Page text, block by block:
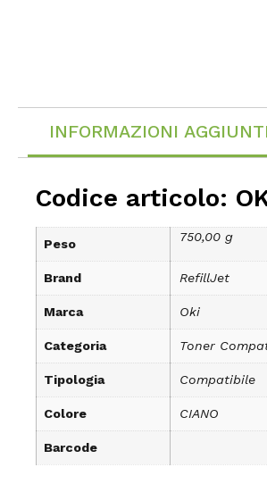
INFORMAZIONI
Codice articolo:
Peso 750,00 g
Brand RefillJet
Marca Oki
Categoria Toner
Tipologia Compatibile
Colore CIANO
Barcode